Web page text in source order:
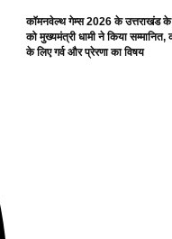
कॉमनवेल्थ गेम्स 2026 के उत्तराखंड
को मुख्यमंत्री धामी ने किया
के लिए गर्व और प्रेरणा का विषय